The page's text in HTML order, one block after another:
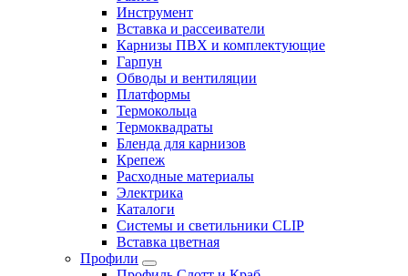
Инструмент
Вставка и рассеиватели
Карнизы ПВХ и комплектующие
Гарпун
Обводы и вентиляции
Платформы
Термокольца
Термоквадраты
Бленда для карнизов
Крепеж
Расходные материалы
Электрика
Каталоги
Системы и светильники CLIP
Вставка цветная
Профили